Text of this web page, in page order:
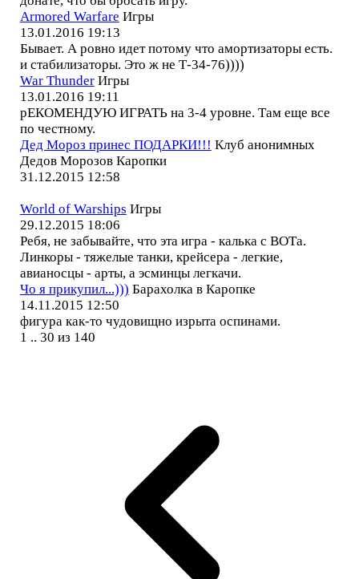
Armored Warfare Игры
13.01.2016 19:13
Бывает. А ровно идет потому что амортизаторы есть.
и стабилизаторы. Это ж не Т-34-76))))
War Thunder Игры
13.01.2016 19:11
рЕКОМЕНДУЮ ИГРАТЬ на 3-4 уровне. Там еще все
по честному.
Дед Мороз принес ПОДАРКИ!!! Клуб анонимных
Дедов Морозов Каропки
31.12.2015 12:58
World of Warships Игры
29.12.2015 18:06
Ребя, не забывайте, что эта игра - калька с ВОТа.
Линкоры - тяжелые танки, крейсера - легкие,
авианосцы - арты, а эсминцы легкачи.
Чо я прикупил...))) Барахолка в Каропке
14.11.2015 12:50
фигура как-то чудовищно изрыта оспинами.
1 .. 30 из 140